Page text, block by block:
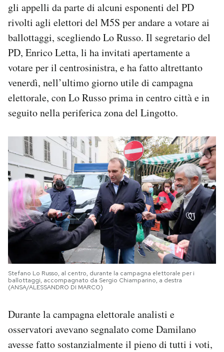
gli appelli da parte di alcuni esponenti del PD
rivolti agli elettori del M5S per andare a votare ai
ballottaggi, scegliendo Lo Russo. Il segretario del
PD, Enrico Letta, li ha invitati apertamente a
votare per il centrosinistra, e ha fatto altrettanto
venerdì, nell’ultimo giorno utile di campagna
elettorale, con Lo Russo prima in centro città e in
seguito nella periferica zona del Lingotto.
Stefano Lo Russo, al centro, durante la campagna elettorale per i
ballottaggi, accompagnato da Sergio Chiamparino, a destra
(ANSA/ALESSANDRO DI MARCO)
Durante la campagna elettorale analisti e
osservatori avevano segnalato come Damilano
avesse fatto sostanzialmente il pieno di tutti i voti,